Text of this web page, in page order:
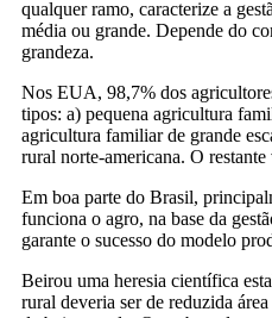
qualquer ramo, caracterize a
média ou grande. Depende do
grandeza.
Nos EUA, 98,7% dos
tipos: a) pequena agricultura
agricultura familiar de grande
rural norte-americana. O restante
Em boa parte do Brasil,
funciona o agro, na base da
garante o sucesso do modelo
Beirou uma heresia científica
rural deveria ser de reduzida